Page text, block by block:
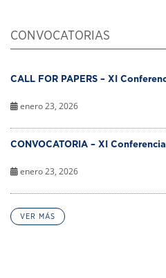
CONVOCATORIAS
CALL FOR PAPERS – XI
enero 23, 2026
CONVOCATORIA – XI
enero 23, 2026
VER MÁS